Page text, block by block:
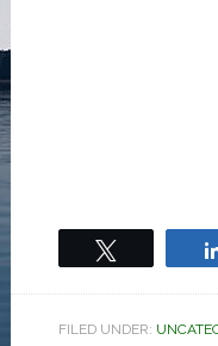
FILED UNDER: